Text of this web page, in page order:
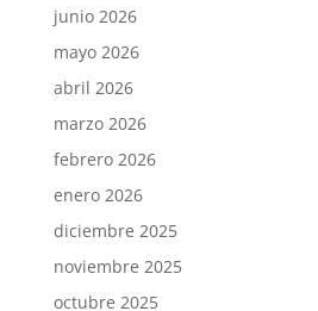
junio 2026
mayo 2026
abril 2026
marzo 2026
febrero 2026
enero 2026
diciembre 2025
noviembre 2025
octubre 2025